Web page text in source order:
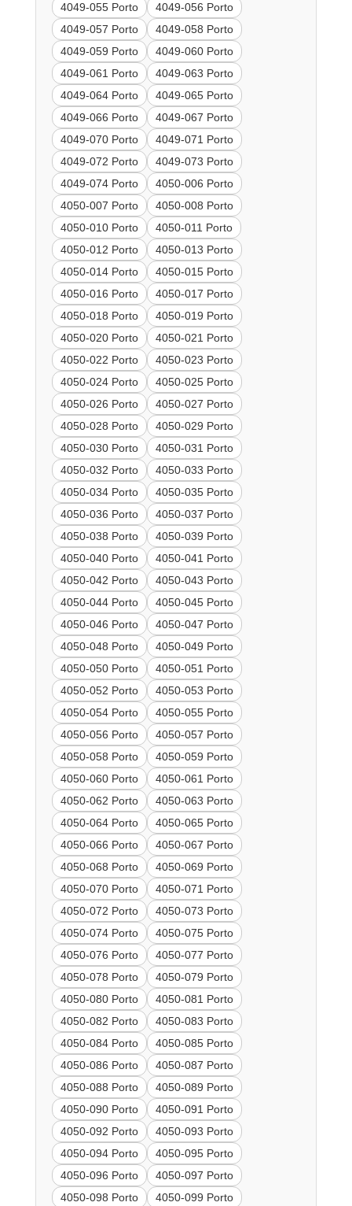
4049-055 Porto
4049-056 Porto
4049-057 Porto
4049-058 Porto
4049-059 Porto
4049-060 Porto
4049-061 Porto
4049-063 Porto
4049-064 Porto
4049-065 Porto
4049-066 Porto
4049-067 Porto
4049-070 Porto
4049-071 Porto
4049-072 Porto
4049-073 Porto
4049-074 Porto
4050-006 Porto
4050-007 Porto
4050-008 Porto
4050-010 Porto
4050-011 Porto
4050-012 Porto
4050-013 Porto
4050-014 Porto
4050-015 Porto
4050-016 Porto
4050-017 Porto
4050-018 Porto
4050-019 Porto
4050-020 Porto
4050-021 Porto
4050-022 Porto
4050-023 Porto
4050-024 Porto
4050-025 Porto
4050-026 Porto
4050-027 Porto
4050-028 Porto
4050-029 Porto
4050-030 Porto
4050-031 Porto
4050-032 Porto
4050-033 Porto
4050-034 Porto
4050-035 Porto
4050-036 Porto
4050-037 Porto
4050-038 Porto
4050-039 Porto
4050-040 Porto
4050-041 Porto
4050-042 Porto
4050-043 Porto
4050-044 Porto
4050-045 Porto
4050-046 Porto
4050-047 Porto
4050-048 Porto
4050-049 Porto
4050-050 Porto
4050-051 Porto
4050-052 Porto
4050-053 Porto
4050-054 Porto
4050-055 Porto
4050-056 Porto
4050-057 Porto
4050-058 Porto
4050-059 Porto
4050-060 Porto
4050-061 Porto
4050-062 Porto
4050-063 Porto
4050-064 Porto
4050-065 Porto
4050-066 Porto
4050-067 Porto
4050-068 Porto
4050-069 Porto
4050-070 Porto
4050-071 Porto
4050-072 Porto
4050-073 Porto
4050-074 Porto
4050-075 Porto
4050-076 Porto
4050-077 Porto
4050-078 Porto
4050-079 Porto
4050-080 Porto
4050-081 Porto
4050-082 Porto
4050-083 Porto
4050-084 Porto
4050-085 Porto
4050-086 Porto
4050-087 Porto
4050-088 Porto
4050-089 Porto
4050-090 Porto
4050-091 Porto
4050-092 Porto
4050-093 Porto
4050-094 Porto
4050-095 Porto
4050-096 Porto
4050-097 Porto
4050-098 Porto
4050-099 Porto